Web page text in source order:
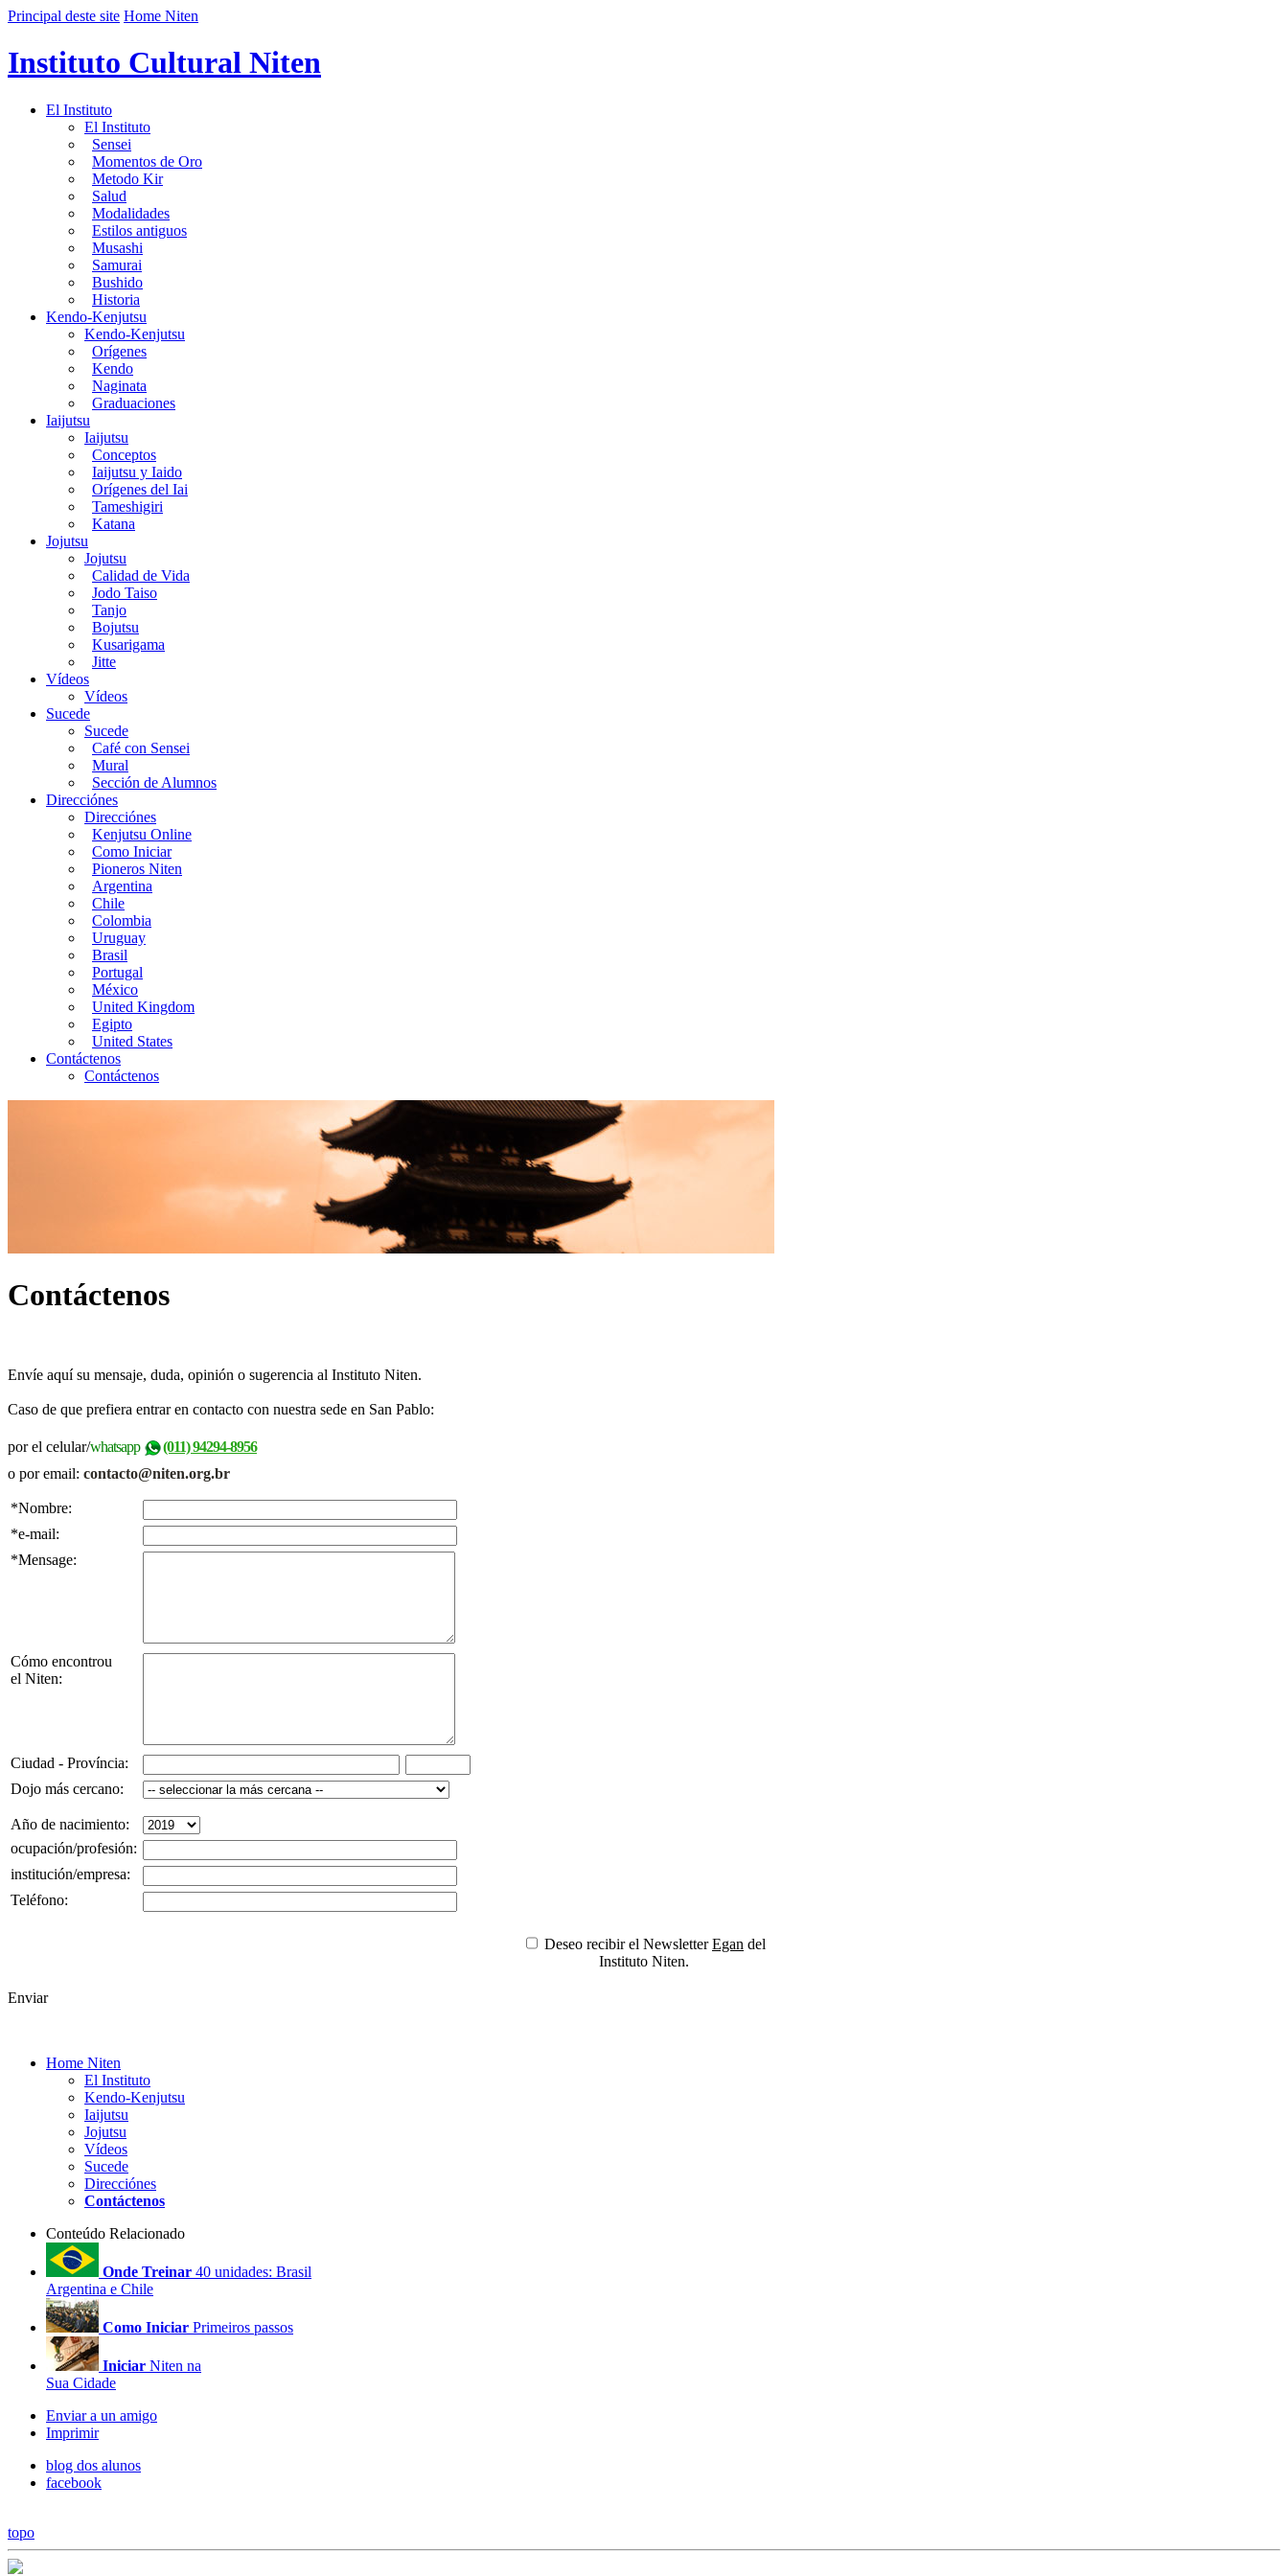
Principal deste site Home Niten
Instituto Cultural Niten
El Instituto
El Instituto
Sensei
Momentos de Oro
Metodo Kir
Salud
Modalidades
Estilos antiguos
Musashi
Samurai
Bushido
Historia
Kendo-Kenjutsu
Kendo-Kenjutsu
Orígenes
Kendo
Naginata
Graduaciones
Iaijutsu
Iaijutsu
Conceptos
Iaijutsu y Iaido
Orígenes del Iai
Tameshigiri
Katana
Jojutsu
Jojutsu
Calidad de Vida
Jodo Taiso
Tanjo
Bojutsu
Kusarigama
Jitte
Vídeos
Vídeos
Sucede
Sucede
Café con Sensei
Mural
Sección de Alumnos
Direcciónes
Direcciónes
Kenjutsu Online
Como Iniciar
Pioneros Niten
Argentina
Chile
Colombia
Uruguay
Brasil
Portugal
México
United Kingdom
Egipto
United States
Contáctenos
Contáctenos
Contáctenos
Envíe aquí su mensaje, duda, opinión o sugerencia al Instituto Niten.
Caso de que prefiera entrar en contacto con nuestra sede en San Pablo:
por el celular/whatsapp
(011) 94294-8956
o por email: contacto@niten.org.br
*Nombre:
*e-mail:
*Mensage:
Cómo encontrou
el Niten:
Ciudad - Província:
Dojo más cercano:
Año de nacimiento:
ocupación/profesión:
institución/empresa:
Teléfono:
Deseo recibir el NewsletterEgan del
Instituto Niten.
Enviar
Home Niten
El Instituto
Kendo-Kenjutsu
Iaijutsu
Jojutsu
Vídeos
Sucede
Direcciónes
Contáctenos
Conteúdo Relacionado
Onde Treinar 40 unidades: Brasil
Argentina e Chile
Como Iniciar Primeiros passos
Iniciar Niten na
Sua Cidade
Enviar a un amigo
Imprimir
blog dos alunos
facebook
topo